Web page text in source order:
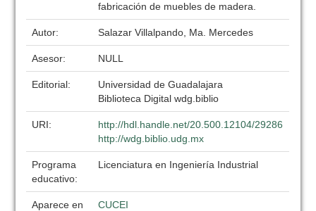
fabricación de muebles de madera.
Autor: Salazar Villalpando, Ma. Mercedes
Asesor: NULL
Editorial:
Universidad de Guadalajara
Biblioteca Digital wdg.biblio
URI:
http://hdl.handle.net/20.500.12104/29286
http://wdg.biblio.udg.mx
Programa
educativo:
Licenciatura en Ingeniería Industrial
Aparece en
CUCEI